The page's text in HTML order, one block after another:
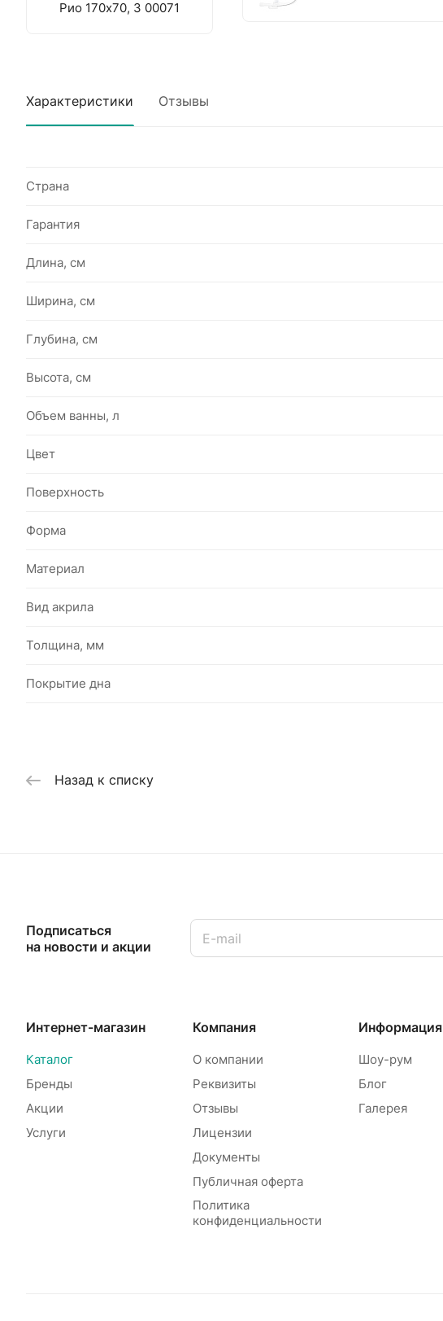
Рио 170x70, З 00071
Характеристики Отзывы
Страна
Гарантия
Длина, см
Ширина, см
Глубина, см
Высота, см
Объем ванны, л
Цвет
Поверхность
Форма
Материал
Вид акрила
Толщина, мм
Покрытие дна
Назад к списку
Подписаться
на новости и акции
Интернет-магазин
Каталог
Бренды
Акции
Услуги
Компания
О компании
Реквизиты
Отзывы
Лицензии
Документы
Публичная оферта
Политика
конфиденциальности
Информация
Шоу-рум
Блог
Галерея